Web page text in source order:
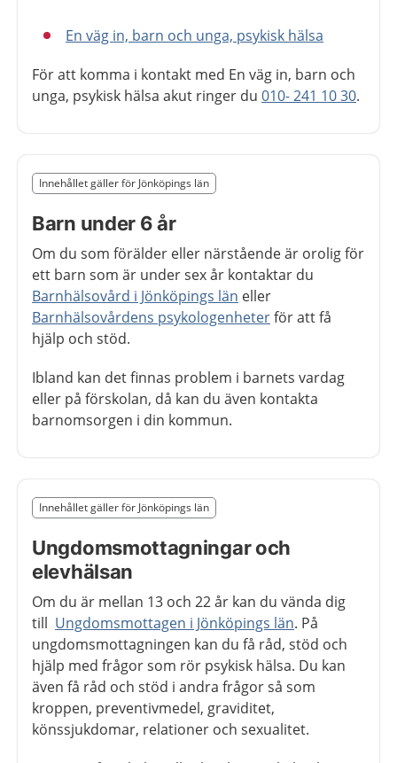
En väg in, barn och unga, psykisk hälsa
För att komma i kontakt med En väg in, barn och
unga, psykisk hälsa akut ringer du 010- 241 10 30.
Nedan innehåll gäller region Jönköpings län
Innehållet gäller för Jönköpings län
Barn under 6 år
Om du som förälder eller närstående är orolig för
ett barn som är under sex år kontaktar du
Barnhälsovård i Jönköpings län eller
Barnhälsovårdens psykologenheterför att få
hjälp och stöd.
Ibland kan det finnas problem i barnets vardag
eller på förskolan, då kan du även kontakta
barnomsorgen i din kommun.
Slut på det regionala tillägget från region Jönköpings
Nedan innehåll gäller region Jönköpings län
Innehållet gäller för Jönköpings län
Ungdomsmottagningar och
elevhälsan
Om du är mellan 13 och 22 år kan du vända dig
till Ungdomsmottagen i Jönköpings län. På
ungdomsmottagningen kan du få råd, stöd och
hjälp med frågor som rör psykisk hälsa. Du kan
även få råd och stöd i andra frågor så som
kroppen, preventivmedel, graviditet,
könssjukdomar, relationer och sexualitet.
Slut på det regionala tillägget från region Jönköpings